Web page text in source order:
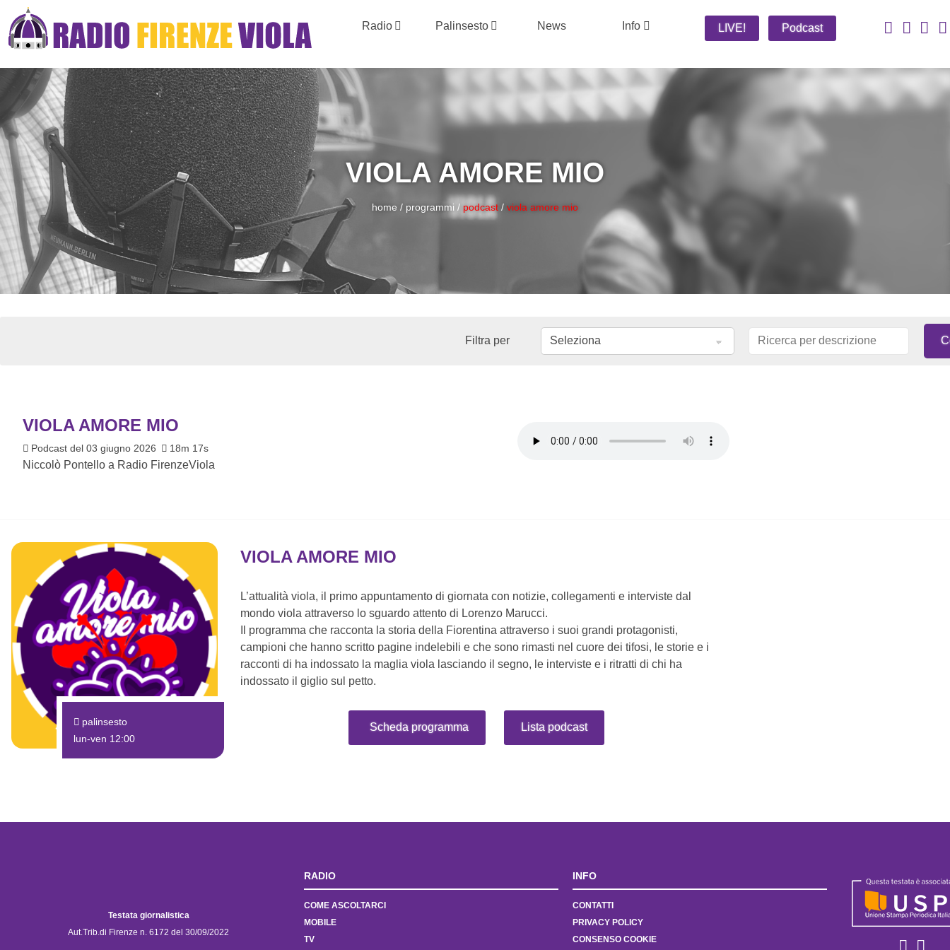
Radio Palinsesto News Info LIVE! Podcast
VIOLA AMORE MIO
home / programmi / podcast / viola amore mio
Filtra per
VIOLA AMORE MIO
Podcast del 03 giugno 2026 18m 17s
Niccolò Pontello a Radio FirenzeViola
palinsesto
lun-ven 12:00
VIOLA AMORE MIO
L’attualità viola, il primo appuntamento di giornata con notizie, collegamenti e interviste dal
mondo viola attraverso lo sguardo attento di Lorenzo Marucci.
Il programma che racconta la storia della Fiorentina attraverso i suoi grandi protagonisti,
campioni che hanno scritto pagine indelebili e che sono rimasti nel cuore dei tifosi, le storie e i
racconti di ha indossato la maglia viola lasciando il segno, le interviste e i ritratti di chi ha
indossato il giglio sul petto.
Scheda programma Lista podcast
Testata giornalistica
Aut.Trib.di Firenze n. 6172 del 30/09/2022
RADIO
COME ASCOLTARCI
MOBILE
TV
INFO
CONTATTI
PRIVACY POLICY
CONSENSO COOKIE